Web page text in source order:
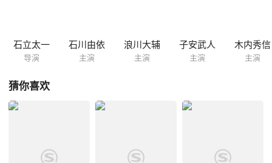
石立太一
导演
石川由依
主演
浪川大辅
主演
子安武人
主演
木内秀信
主演
猜你喜欢